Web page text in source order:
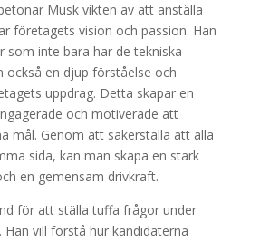
Musk vikten av att anställa
företagets vision och passion. Han
som inte bara har de tekniska
också en djup förståelse och
uppdrag. Detta skapar en
och motiverade att
mål. Genom att säkerställa att alla
sida, kan man skapa en stark
en gemensam drivkraft.
för att ställa tuffa frågor under
Han vill förstå hur kandidaterna